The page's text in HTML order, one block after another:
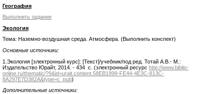
География
Выполнить задание
Экология
Тема: Наземно-воздушная среда. Атмосфера. (Выполнить конспект)
Основные источники:
1.Экология [электронный курс]: [Текст]/учебник/под ред. Тотай А.В.- М.:
Издательство Юрайт, 2014. - 434 с. (электронный ресурс http://www.biblio-
online.ru/thematic/?9&id=urait.content.58EB1999-FE44-4E3C-813C-
8A297E7D382A&type=c_pub)
Дополнительные источники: